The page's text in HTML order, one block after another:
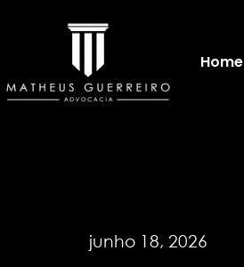
Home
junho 18, 2026